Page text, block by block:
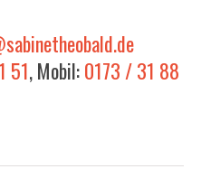
51, Mobil:0173 / 31 88